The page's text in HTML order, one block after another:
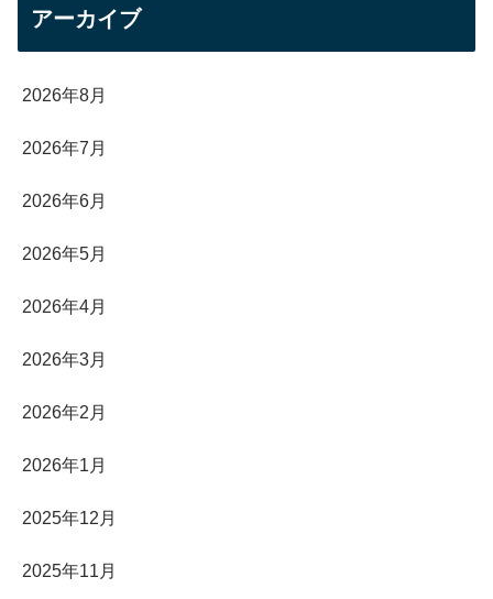
アーカイブ
2026年8月
2026年7月
2026年6月
2026年5月
2026年4月
2026年3月
2026年2月
2026年1月
2025年12月
2025年11月